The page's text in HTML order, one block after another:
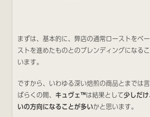
まずは、基本的に、弊店の通常ローストをベ
ストを進めたものとのブレンディングになる
います。
ですから、いわゆる深い焙煎の商品とまでは
ばらくの間、 キュヴェ™は結果として少しだ
いの方向になることが多いかと思います。